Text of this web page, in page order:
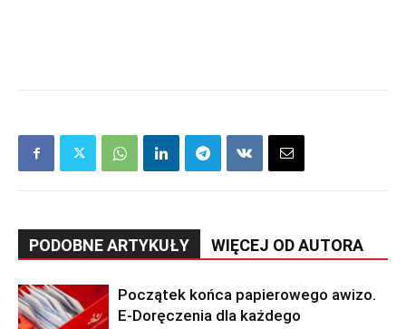
PODOBNE ARTYKUŁY WIĘCEJ OD AUTORA
Początek końca papierowego awizo.
E-Doręczenia dla każdego